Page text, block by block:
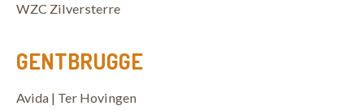
WZC Zilversterre
GENTBRUGGE
Avida | Ter Hovingen